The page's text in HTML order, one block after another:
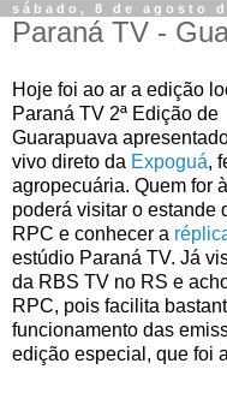
sábado, 8 de agosto
Paraná TV -
Hoje foi ao ar a edição
Paraná TV 2ª Edição de
Guarapuava
vivo direto da Expoguá,
agropecuária. Quem for
poderá visitar o estande
RPC e conhecer a
estúdio Paraná TV. Já
da RBS TV no RS e
RPC, pois facilita
funcionamento das
edição especial, que foi